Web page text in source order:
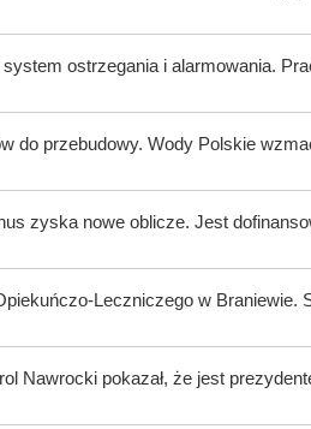
ostrzegania i alarmowania.
do przebudowy. Wody Polskie
zyska nowe oblicze. Jest
Leczniczego w Braniewie.
Nawrocki pokazał, że jest